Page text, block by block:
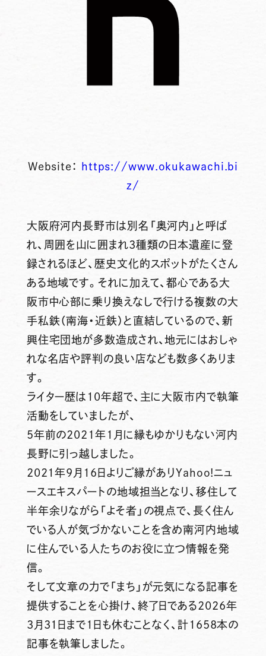
Website：
https://www.okukawachi.bi
z/
大阪府河内長野市は別名「奥河内」と呼ば
れ、周囲を山に囲まれ3種類の日本遺産に登
録されるほど、歴史文化的スポットがたくさん
ある地域です。それに加えて、都心である大
阪市中心部に乗り換えなしで行ける複数の大
手私鉄（南海・近鉄）と直結しているので、新
興住宅団地が多数造成され、地元にはおしゃ
れな名店や評判の良い店なども数多くありま
す。
ライター歴は10年超で、主に大阪市内で執筆
活動をしていましたが、
5年前の2021年1月に縁もゆかりもない河内
長野に引っ越しました。
2021年9月16日よりご縁がありYahoo!ニュ
ースエキスパートの地域担当となり、移住して
半年余りながら「よそ者」の視点で、長く住ん
でいる人が気づかないことを含め南河内地域
に住んでいる人たちのお役に立つ情報を発
信。
そして文章の力で「まち」が元気になる記事を
提供することを心掛け、終了日である2026年
3月31日まで1日も休むことなく、計1658本の
記事を執筆しました。